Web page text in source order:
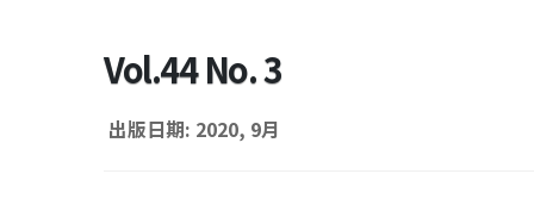
Vol.44 No. 3
出版日期: 2020, 9月